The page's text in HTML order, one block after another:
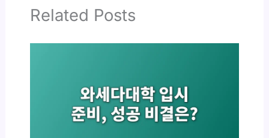
Related Posts